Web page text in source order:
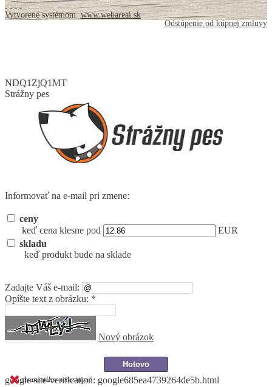
momentálne nedostupné
Vytvorené systémom www.webareal.sk
Odstúpenie od kúpnej zmluvy
NDQ1ZjQ1MT
Strážny pes
Informovať na e-mail pri zmene:
ceny
keď cena klesne pod
EUR
skladu
keď produkt bude na sklade
Zadajte Váš e-mail:
Opíšte text z obrázku: *
Nový obrázok
google-site-verification: google685ea4739264de5b.html